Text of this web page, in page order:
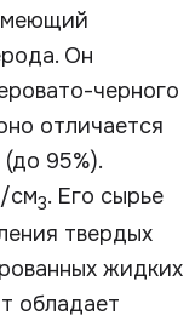
Он
черного
отличается
95%).
см3. Его сырье
твердых
жидких
обладает